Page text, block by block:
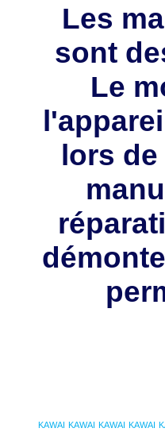
Les
sont
Le
lors
KAWAI KAWAI KAWAI KAWAI